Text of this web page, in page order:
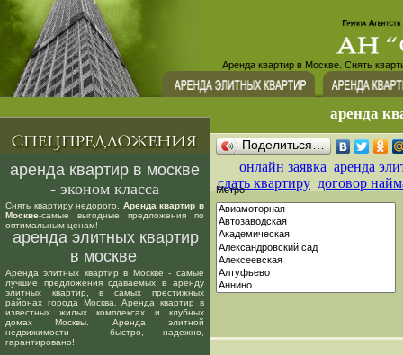
Аренда квартир в Москве. Снять
аренда
аренда квартир в москве
- эконом класса
Снять квартиру недорого. Аренда квартир в
Москве-самые выгодные предложения по
оптимальным ценам!
аренда элитных квартир
в москве
Аренда элитных квартир в Москве - самые
лучшие предложения сдаваемых в аренду
элитных квартир, в самых престижных
районах города Москва. Аренда квартир в
известных жилых комплексах и клубных
домах Москвы. Аренда элитной
недвижимости - быстро, надежно,
гарантировано!
Поделиться…
онлайн заявка аренда
сдать квартиру договор
Метро: